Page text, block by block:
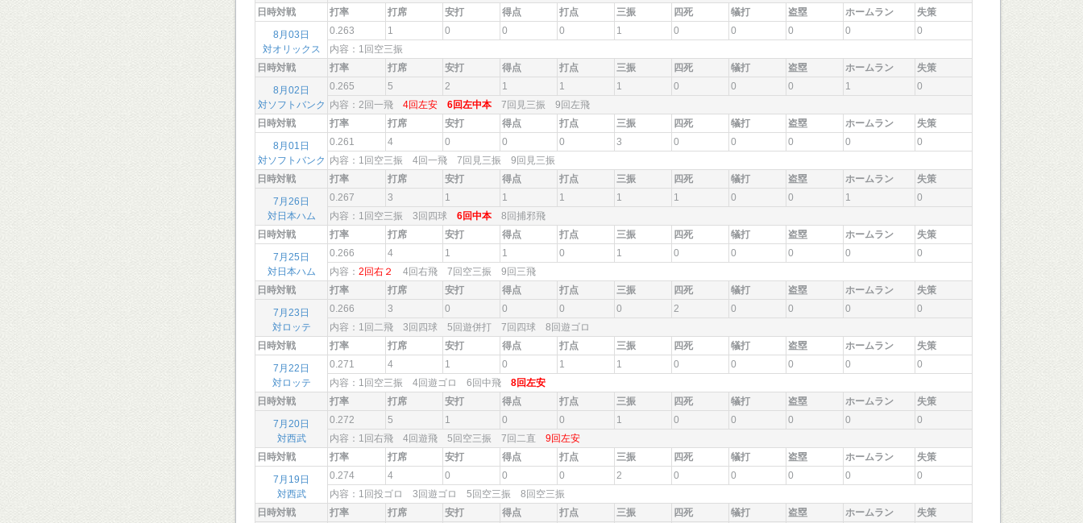
日時対戦
打率 打席 安打 得点 打点 三振 四死 犠打 盗塁 ホームラン
失策
8月03日
対オリックス
0.263 1 0 0 0 1 0 0 0 0
0
内容：1回空三振
日時対戦
打率 打席 安打 得点 打点 三振 四死 犠打 盗塁 ホームラン
失策
8月02日
対ソフトバンク
0.265 5 2 1 1 1 0 0 0 1
0
内容：2回一飛 4回左安 6回左中本 7回見三振 9回左飛
日時対戦
打率 打席 安打 得点 打点 三振 四死 犠打 盗塁 ホームラン
失策
8月01日
対ソフトバンク
0.261 4 0 0 0 3 0 0 0 0
0
内容：1回空三振 4回一飛 7回見三振 9回見三振
日時対戦
打率 打席 安打 得点 打点 三振 四死 犠打 盗塁 ホームラン
失策
7月26日
対日本ハム
0.267 3 1 1 1 1 1 0 0 1
0
内容：1回空三振 3回四球 6回中本 8回捕邪飛
日時対戦
打率 打席 安打 得点 打点 三振 四死 犠打 盗塁 ホームラン
失策
7月25日
対日本ハム
0.266 4 1 1 0 1 0 0 0 0
0
内容： 2回右２ 4回右飛 7回空三振 9回三飛
日時対戦
打率 打席 安打 得点 打点 三振 四死 犠打 盗塁 ホームラン
失策
7月23日
対ロッテ
0.266 3 0 0 0 0 2 0 0 0
0
内容：1回二飛 3回四球 5回遊併打 7回四球 8回遊ゴロ
日時対戦
打率 打席 安打 得点 打点 三振 四死 犠打 盗塁 ホームラン
失策
7月22日
対ロッテ
0.271 4 1 0 1 1 0 0 0 0
0
内容：1回空三振 4回遊ゴロ 6回中飛 8回左安
日時対戦
打率 打席 安打 得点 打点 三振 四死 犠打 盗塁 ホームラン
失策
7月20日
対西武
0.272 5 1 0 0 1 0 0 0 0
0
内容：1回右飛 4回遊飛 5回空三振 7回二直 9回左安
日時対戦
打率 打席 安打 得点 打点 三振 四死 犠打 盗塁 ホームラン
失策
7月19日
対西武
0.274 4 0 0 0 2 0 0 0 0
0
内容：1回投ゴロ 3回遊ゴロ 5回空三振 8回空三振
日時対戦
打率 打席 安打 得点 打点 三振 四死 犠打 盗塁 ホームラン
失策